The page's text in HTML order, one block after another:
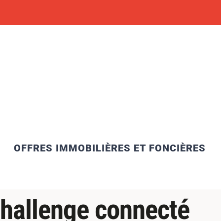
OFFRES IMMOBILIÈRES ET FONCIÈRES
connecté